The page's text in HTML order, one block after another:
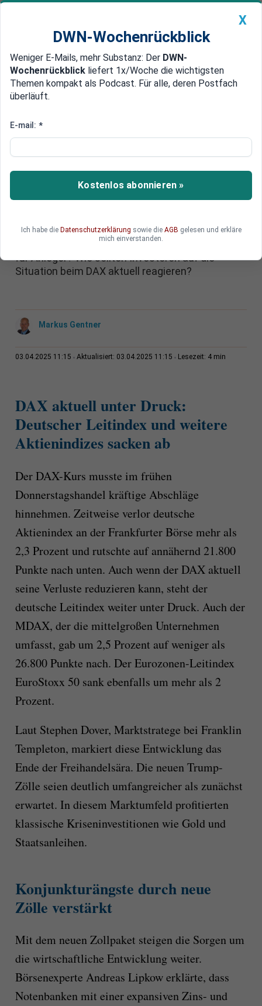
Newsticker MEIN DWN: Geldanlage Premium
Edelmetalle DWN-Magazin China
DAX aktuell: DAX-Kurs fällt nach
sollten Anleger reagieren?
Die erneute Zollankündigung von US-Präsident
Donald Trump hat am Donnerstag die
DAX-Kurs fiel zum Handelsstart auf den tiefsten
Wert seit Anfang Februar. Was bedeutet das nun
für Anleger? Wie sollten Investoren auf die
Situation beim DAX aktuell reagieren?
Markus Gentner
03.04.2025 11:15 Aktualisiert: 03.04.2025 11:15 Lesezeit: 4 min
DAX aktuell unter Druck:
Deutscher Leitindex und weitere
Aktienindizes sacken ab
Der DAX-Kurs musste im frühen
Donnerstagshandel kräftige Abschläge
hinnehmen. Zeitweise verlor deutsche
Aktienindex an der Frankfurter Börse mehr als
2,3 Prozent und rutschte auf annähernd 21.800
Punkte nach unten. Auch wenn der DAX aktuell
seine Verluste reduzieren kann, steht der
deutsche Leitindex weiter unter Druck. Auch der
MDAX, der die mittelgroßen Unternehmen
umfasst, gab um 2,5 Prozent auf weniger als
26.800 Punkte nach. Der Eurozonen-Leitindex
EuroStoxx 50 sank ebenfalls um mehr als 2
Prozent.
Laut Stephen Dover, Marktstratege bei Franklin
Templeton, markiert diese Entwicklung das
Ende der Freihandelsära. Die neuen Trump-
Zölle seien deutlich umfangreicher als zunächst
erwartet. In diesem Marktumfeld profitierten
klassische Kriseninvestitionen wie Gold und
Staatsanleihen.
Konjunkturängste durch neue
Zölle verstärkt
Mit dem neuen Zollpaket steigen die Sorgen um
die wirtschaftliche Entwicklung weiter.
Börsenexperte Andreas Lipkow erklärte, dass
Notenbanken mit einer expansiven Zins- und
X
DWN-Wochenrückblick
Weniger E-Mails, mehr Substanz: Der DWN-
Wochenrückblick liefert 1x/Woche die wichtigsten
Themen kompakt als Podcast. Für alle, deren Postfach
überläuft.
E-mail: *
Kostenlos abonnieren »
Ich habe die Datenschutzerklärung sowie die AGB gelesen und erkläre
mich einverstanden.